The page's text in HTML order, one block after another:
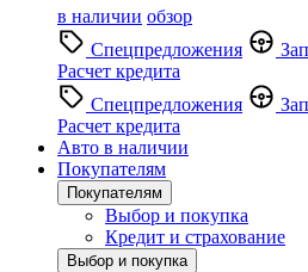
в наличии обзор
Спецпредложения
Расчет кредита
Спецпредложения
Расчет кредита
Авто в наличии
Покупателям
Покупателям
Выбор и покупка
Кредит и страхование
Выбор и покупка